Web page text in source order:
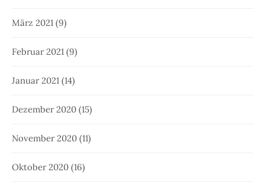
März 2021 (9)
Februar 2021 (9)
Januar 2021 (14)
Dezember 2020 (15)
November 2020 (11)
Oktober 2020 (16)